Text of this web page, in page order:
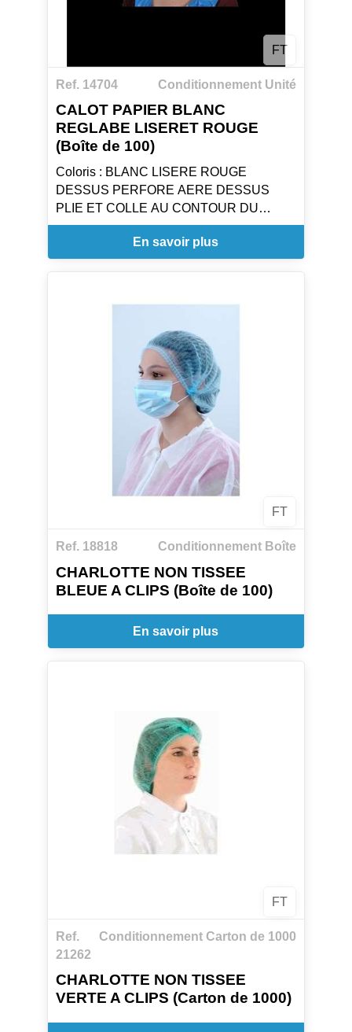
FT
Ref. 14704 Conditionnement Unité
CALOT PAPIER BLANC
REGLABE LISERET ROUGE
(Boîte de 100)
Coloris : BLANC LISERE ROUGE
DESSUS PERFORE AERE DESSUS
PLIE ET COLLE AU CONTOUR DU
CALOT
TOUR DE TETE REGLABLE
Taille : Taille Unique
En savoir plus
FT
Ref. 18818 Conditionnement Boîte
CHARLOTTE NON TISSEE
BLEUE A CLIPS (Boîte de 100)
En savoir plus
FT
Ref.
21262
Conditionnement Carton de 1000
CHARLOTTE NON TISSEE
VERTE A CLIPS (Carton de 1000)